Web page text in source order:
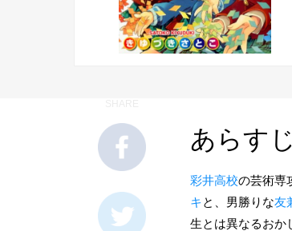
あらすじ
彩井高校の芸術専
キと、男勝りな友
生とは異なるおか